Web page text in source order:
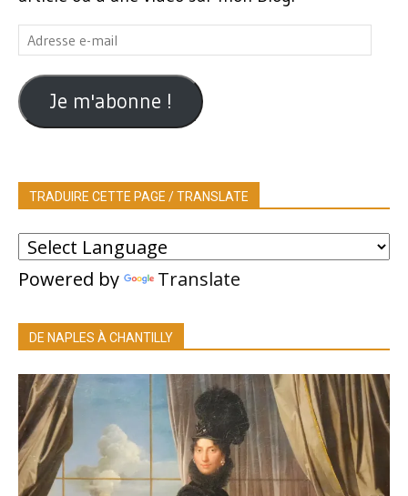
Adresse
e-
mail
Je m'abonne !
TRADUIRE CETTE PAGE / TRANSLATE
Powered by Translate
DE NAPLES À CHANTILLY